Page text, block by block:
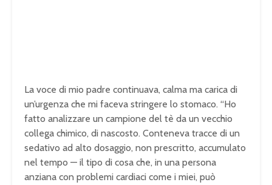
La voce di mio padre continuava, calma ma carica di
un’urgenza che mi faceva stringere lo stomaco. “Ho
fatto analizzare un campione del tè da un vecchio
collega chimico, di nascosto. Conteneva tracce di un
sedativo ad alto dosaggio, non prescritto, accumulato
nel tempo — il tipo di cosa che, in una persona
anziana con problemi cardiaci come i miei, può